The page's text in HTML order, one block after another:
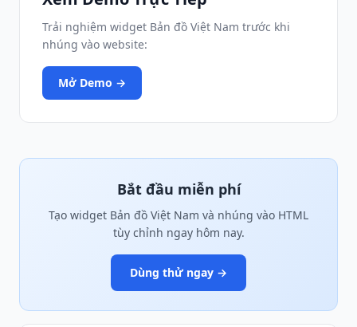
Trải nghiệm widget Bản đồ Việt Nam trước khi
nhúng vào website:
Mở Demo →
Bắt đầu miễn phí
Tạo widget Bản đồ Việt Nam và nhúng vào HTML
tùy chỉnh ngay hôm nay.
Dùng thử ngay →